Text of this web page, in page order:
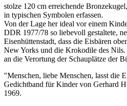
stolze 120 cm erreichende
in typischen Symbolen erfassen.
Von der Lage her ideal vor einem
DDR 1977/78 so liebevoll gestaltete,
Eisenhüttenstadt, dass die Eisbären
New Yorks und die Krokodile des
an die Verortung der Schauplätze der
"Menschen, liebe Menschen, lasst die
Gedichtband für Kinder von Gerhard
1969.